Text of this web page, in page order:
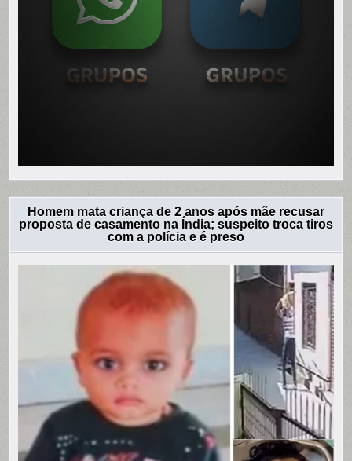
Homem mata criança de 2 anos após mãe recusar
proposta de casamento na Índia; suspeito troca tiros
com a polícia e é preso